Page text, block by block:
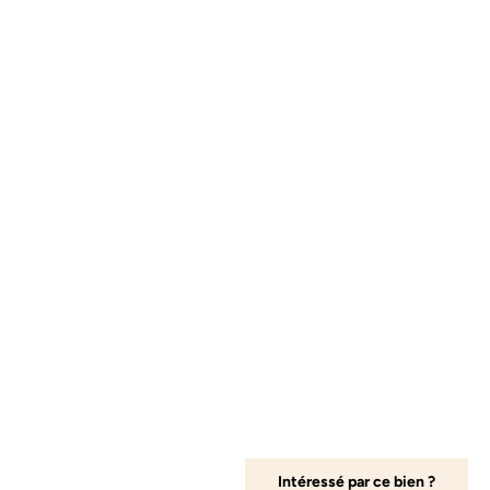
Intéressé par ce bien ?